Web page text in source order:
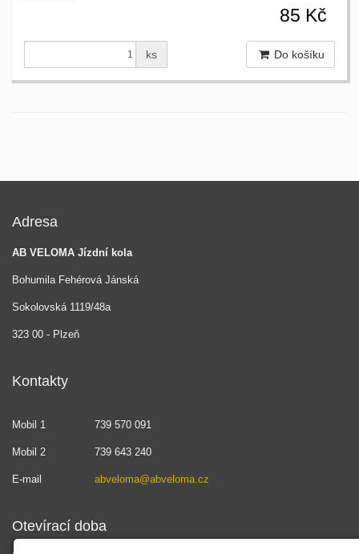
85 Kč
ks Do košíku
Adresa
AB VELOMA Jízdní kola
Bohumila Fehérová Jánská
Sokolovská 1119/48a
323 00 - Plzeň
Kontakty
Mobil 1 739 570 091
Mobil 2 739 643 240
E-mail abveloma@abveloma.cz
Otevírací doba